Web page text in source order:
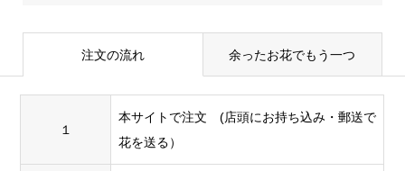
注文の流れ 余ったお花でもう一つ
１
本サイトで注文 (店頭にお持ち込み・郵送で
花を送る）